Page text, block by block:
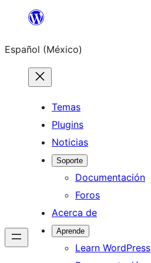
Saltar
contenido
Español (México)
Temas
Plugins
Noticias
Soporte
Documentación
Foros
Acerca de
Aprende
Learn WordPress